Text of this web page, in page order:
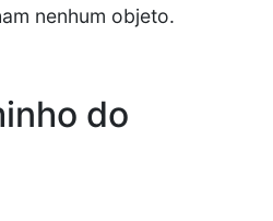
nenhum objeto.
do